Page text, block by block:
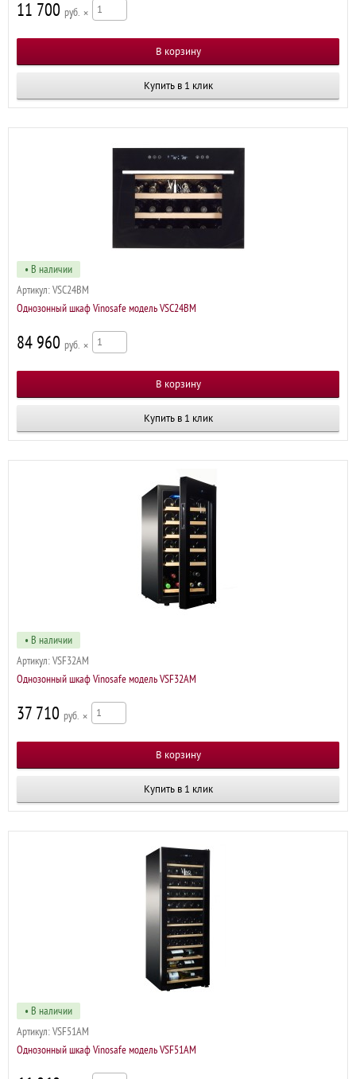
11 700 р ×
Купить в 1 клик
• В наличии
Артикул: VSC24BM
Однозонный шкаф Vinosafe модель VSC24BM
84 960 р ×
Купить в 1 клик
• В наличии
Артикул: VSF32AM
Однозонный шкаф Vinosafe модель VSF32AM
37 710 р ×
Купить в 1 клик
• В наличии
Артикул: VSF51AM
Однозонный шкаф Vinosafe модель VSF51AM